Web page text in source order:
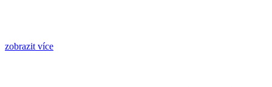
zobrazit více